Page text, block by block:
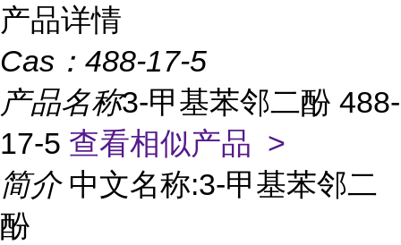
产品详情
Cas： 488-17-5
产品名称3-甲基苯邻二酚 488-
17-5 查看相似产品 >
简介 中文名称:3-甲基苯邻二
酚